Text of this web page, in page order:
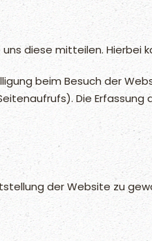
diese mitteilen. Hierbei
beim Besuch der
Die
der Website zu